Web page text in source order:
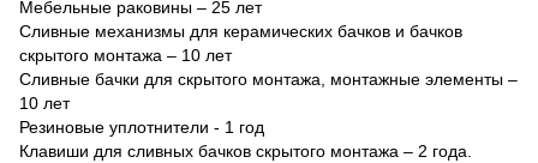
Мебельные раковины – 25 лет
Сливные механизмы для керамических бачков и бачков
скрытого монтажа – 10 лет
Сливные бачки для скрытого монтажа, монтажные элементы –
10 лет
Резиновые уплотнители - 1 год
Клавиши для сливных бачков скрытого монтажа – 2 года.